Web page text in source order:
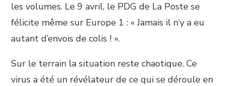
les volumes. Le 9 avril, le PDG de La Poste se
félicite même sur Europe 1 : « Jamais il n’y a eu
autant d’envois de colis ! ».
Sur le terrain la situation reste chaotique. Ce
virus a été un révélateur de ce qui se déroule en